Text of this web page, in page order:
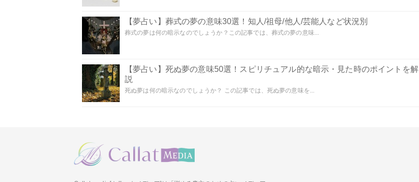
【夢占い】葬式の夢の意味30選！知人/祖母/他人/芸能人など状況別
葬式の夢は何の暗示なのでしょうか？この記事では、葬式の夢の意味...
【夢占い】死ぬ夢の意味50選！スピリチュアル的な暗示・見た時のポイントを解
説
死ぬ夢は何の暗示なのでしょうか？ この記事では、死ぬ夢の意味を...